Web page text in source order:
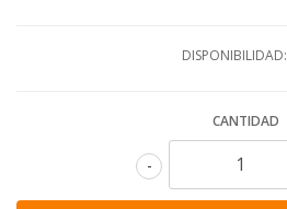
DISPONIBILIDAD:
CANTIDAD
-